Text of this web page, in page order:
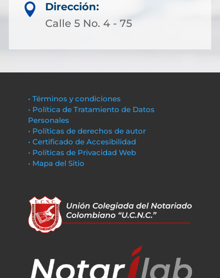

Dirección:
Calle 5 No. 4 - 75
• Términos y condiciones
• Política de Tratamiento de Datos
Personales
• Políticas de derechos de autor
• Certificado de Accesibilidad
• Políticas de Privacidad Web
• Mapa del Sitio